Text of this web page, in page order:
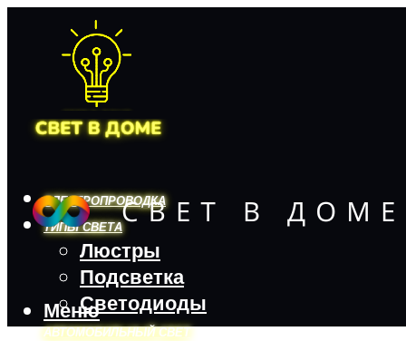
ЭЛЕКТРОПРОВОДКА
ТИПЫ СВЕТА
Люстры
Подсветка
Светодиоды
АВТОМОБИЛЬНЫЙ СВЕТ
Меню